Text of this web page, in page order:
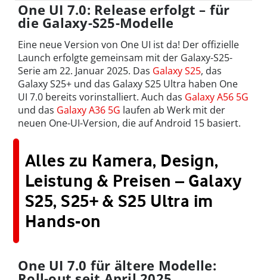
One UI 7.0: Release erfolgt – für
die Galaxy-S25-Modelle
Eine neue Version von One UI ist da! Der offizielle
Launch erfolgte gemeinsam mit der Galaxy-S25-
Serie am 22. Januar 2025. Das Galaxy S25, das
Galaxy S25+ und das Galaxy S25 Ultra haben One
UI 7.0 bereits vorinstalliert. Auch das Galaxy A56 5G
und das Galaxy A36 5G laufen ab Werk mit der
neuen One-UI-Version, die auf Android 15 basiert.
Alles zu Kamera, Design,
Leistung & Preisen – Galaxy
S25, S25+ & S25 Ultra im
Hands-on
One UI 7.0 für ältere Modelle: